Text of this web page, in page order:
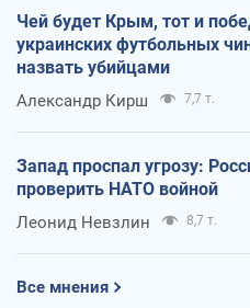
Чей будет Крым, тот и
украинских футбольных
назвать убийцами
Александр Кирш 7,7 т.
Запад проспал угрозу:
проверить НАТО войной
Леонид Невзлин 8,7 т.
Все мнения